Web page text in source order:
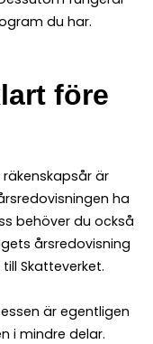
du har.
före
är
ha
behöver du också
årsredovisning
Skatteverket.
är egentligen
i mindre delar.